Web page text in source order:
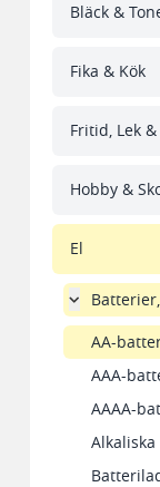
Bläck &
Fika & Kök
Fritid, Lek
Hobby &
El
AA-
AAA-
AAAA-